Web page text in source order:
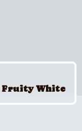
Fruity White